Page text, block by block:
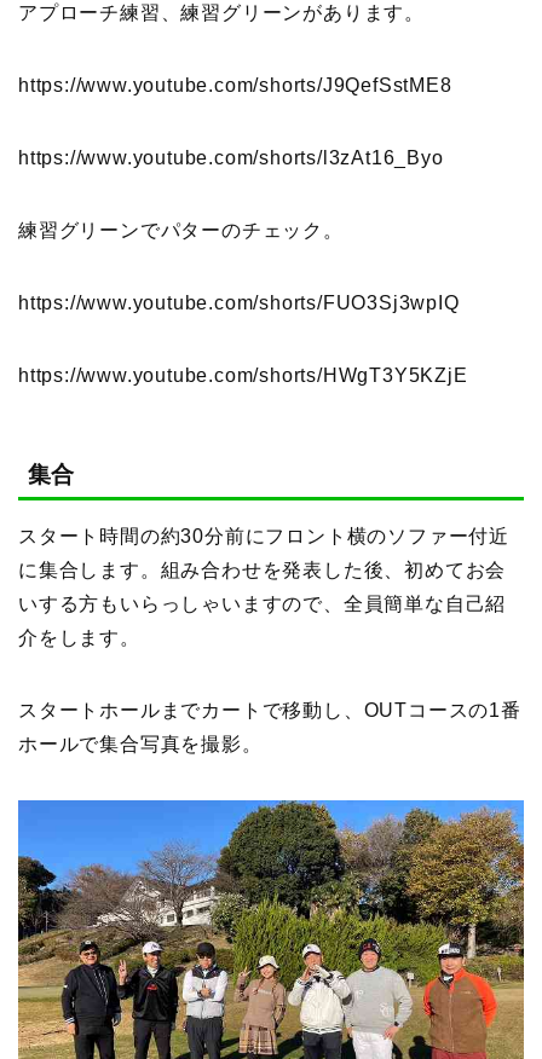
アプローチ練習、練習グリーンがあります。
https://www.youtube.com/shorts/J9QefSstME8
https://www.youtube.com/shorts/l3zAt16_Byo
練習グリーンでパターのチェック。
https://www.youtube.com/shorts/FUO3Sj3wpIQ
https://www.youtube.com/shorts/HWgT3Y5KZjE
集合
スタート時間の約30分前にフロント横のソファー付近
に集合します。組み合わせを発表した後、初めてお会
いする方もいらっしゃいますので、全員簡単な自己紹
介をします。
スタートホールまでカートで移動し、OUTコースの1番
ホールで集合写真を撮影。